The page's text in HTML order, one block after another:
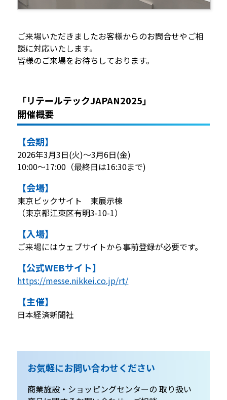
ご来場いただきましたお客様からのお問合せやご相
談に対応いたします。
皆様のご来場をお待ちしております。
「リテールテックJAPAN2025」
開催概要
【会期】
2026年3月3日(火)～3月6日(金)
10:00～17:00（最終日は16:30まで)
【会場】
東京ビックサイト 東展示棟
（東京都江東区有明3-10-1）
【入場】
ご来場にはウェブサイトから事前登録が必要です。
【公式WEBサイト】
https://messe.nikkei.co.jp/rt/
【主催】
日本経済新聞社
お気軽にお問い合わせください
商業施設・ショッピングセンターの 取り扱い